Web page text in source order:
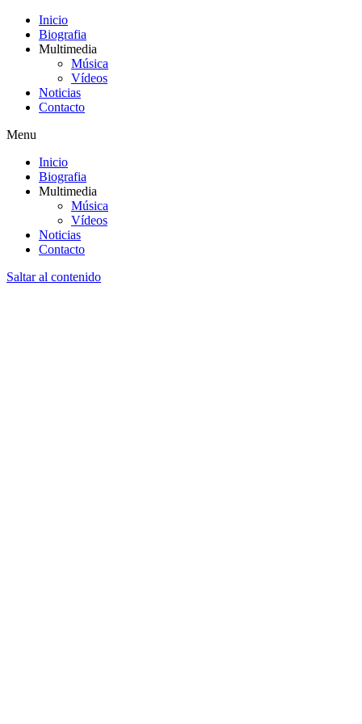
Inicio
Biografia
Multimedia
Música
Vídeos
Noticias
Contacto
Menu
Inicio
Biografia
Multimedia
Música
Vídeos
Noticias
Contacto
Saltar al contenido